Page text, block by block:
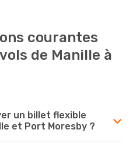
courantes
de Manille à
un billet flexible
et Port Moresby ?